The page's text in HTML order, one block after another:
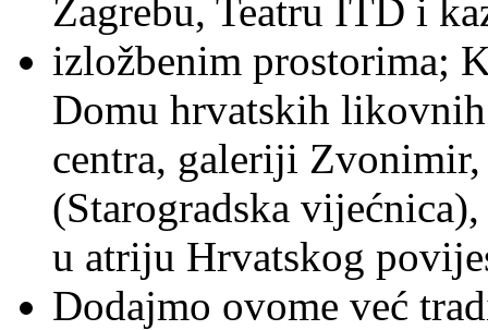
Zagrebu, Teatru ITD i
izložbenim prostorima;
Domu hrvatskih
centra, galeriji
(Starogradska
u atriju Hrvatskog
Dodajmo ovome već